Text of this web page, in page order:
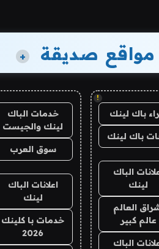
مواقع صديقة +
!
باك لينك
باك لينك
الباك
لينك
العالم
عالم كبير
الباك
خدمات الباك
لينك والجيست
سوق العرب
اعلانات الباك
لينك
خدمات با كلينك
2026